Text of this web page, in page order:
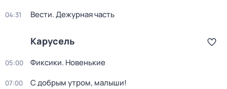
04:31 Вести. Дежурная часть
Карусель
05:00 Фиксики. Новенькие
07:00 С добрым утром, малыши!